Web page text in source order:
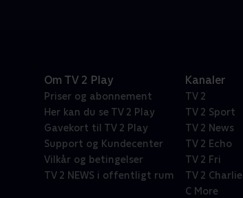
Om TV 2 Play
Priser og abonnement
Her kan du se TV 2 Play
Gavekort til TV 2 Play
Support og Kundecenter
Vilkår og betingelser
TV 2 NEWS i offentligt rum
Kanaler
TV 2
TV 2 Sport
TV 2 News
TV 2 Echo
TV 2 Fri
TV 2 Charlie
C More